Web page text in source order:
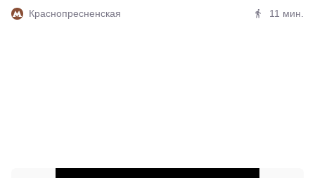
Краснопресненская
11 мин.